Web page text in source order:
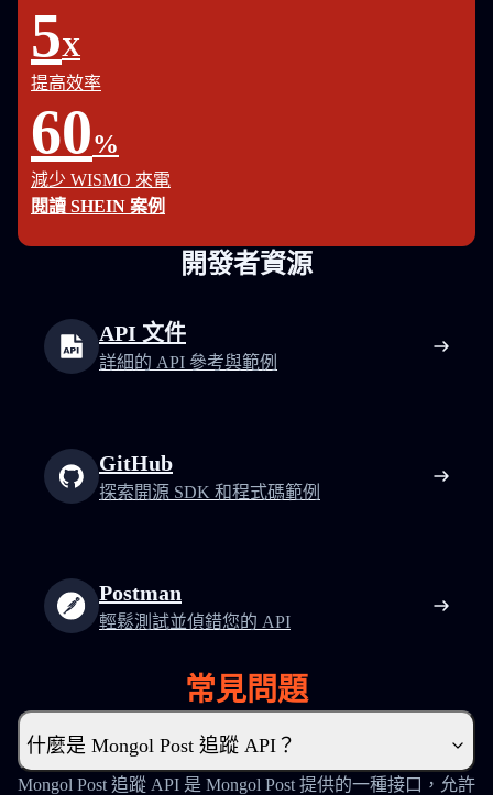
5X
提高效率
60%
減少 WISMO 來電
閱讀 SHEIN 案例
開發者資源
API 文件
詳細的 API 參考與範例
GitHub
探索開源 SDK 和程式碼範例
Postman
輕鬆測試並偵錯您的 API
常見問題
什麼是 Mongol Post 追蹤 API？
Mongol Post 追蹤 API 是 Mongol Post 提供的一種接口，允許